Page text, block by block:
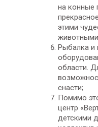
на конные
этими
Рыбалка
области.
снасти;
Помимо
центр
детскими